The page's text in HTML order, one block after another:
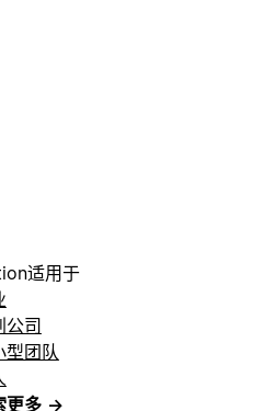
适用于
公司
型团队
更多 →